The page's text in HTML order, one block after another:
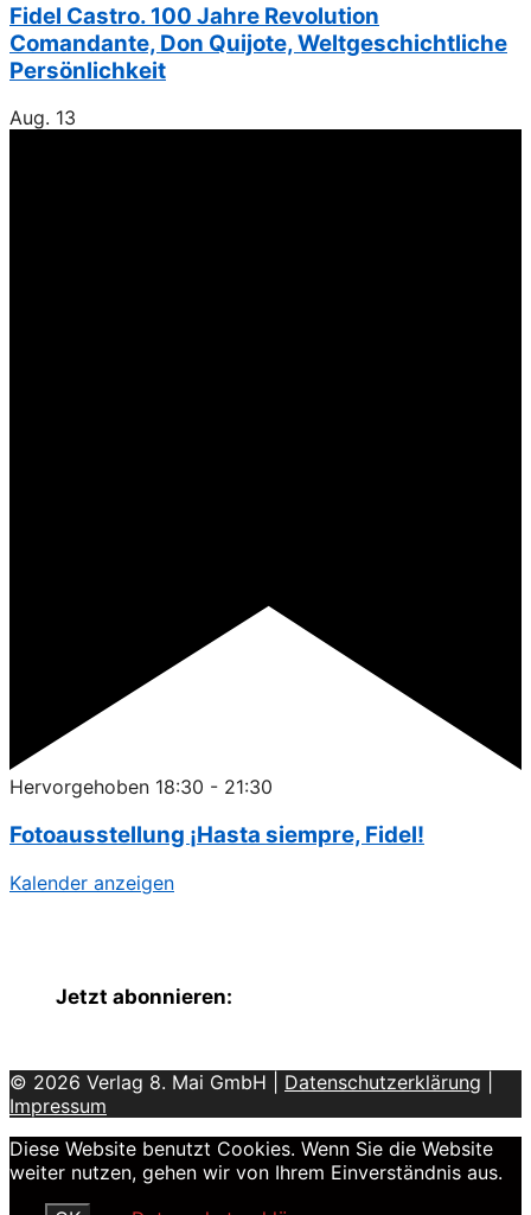
Fidel Castro. 100 Jahre Revolution
Comandante, Don Quijote, Weltgeschichtliche
Persönlichkeit
Aug. 13
Hervorgehoben 18:30 - 21:30
Fotoausstellung ¡Hasta siempre, Fidel!
Kalender anzeigen
Jetzt abonnieren:
© 2026 Verlag 8. Mai GmbH | Datenschutzerklärung
Impressum
Diese Website benutzt Cookies. Wenn Sie die Website
weiter nutzen, gehen wir von Ihrem Einverständnis aus.